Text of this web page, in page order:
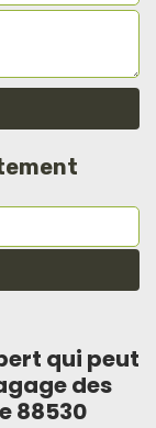
qui peut
des
88530